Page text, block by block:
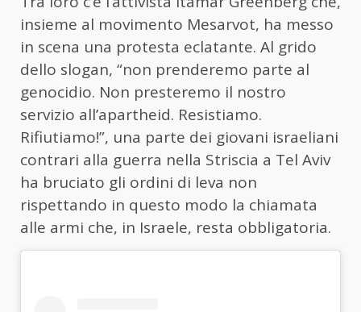
insieme al movimento Mesarvot, ha messo
in scena una protesta eclatante. Al grido
dello slogan, “non prenderemo parte al
genocidio. Non presteremo il nostro
servizio all’apartheid. Resistiamo.
Rifiutiamo!”, una parte dei giovani israeliani
contrari alla guerra nella Striscia a Tel Aviv
ha bruciato gli ordini di leva non
rispettando in questo modo la chiamata
alle armi che, in Israele, resta obbligatoria.